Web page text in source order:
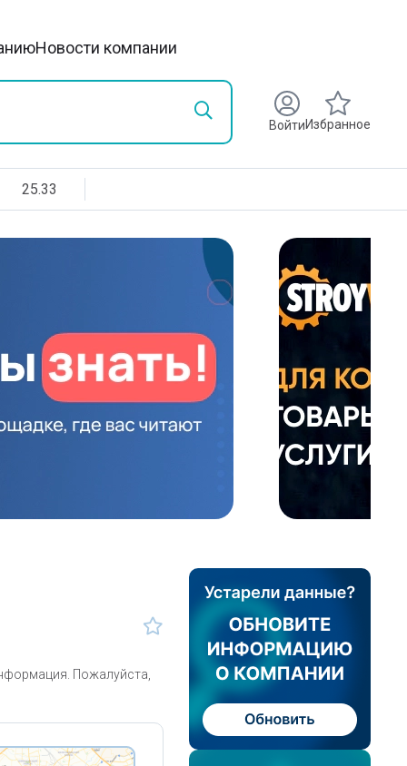
Новости компании
ВойтиИзбранное
25.33
Пожалуйста,